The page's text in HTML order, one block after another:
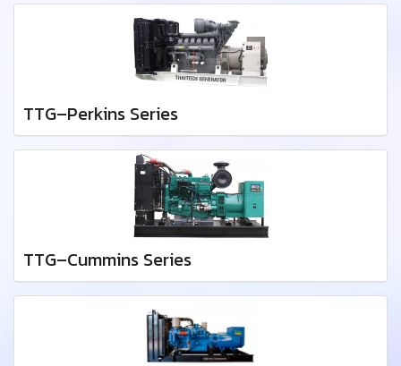
TTG–Perkins Series
TTG–Cummins Series